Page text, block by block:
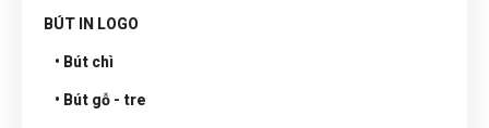
BÚT IN LOGO
• Bút chì
• Bút gỗ - tre